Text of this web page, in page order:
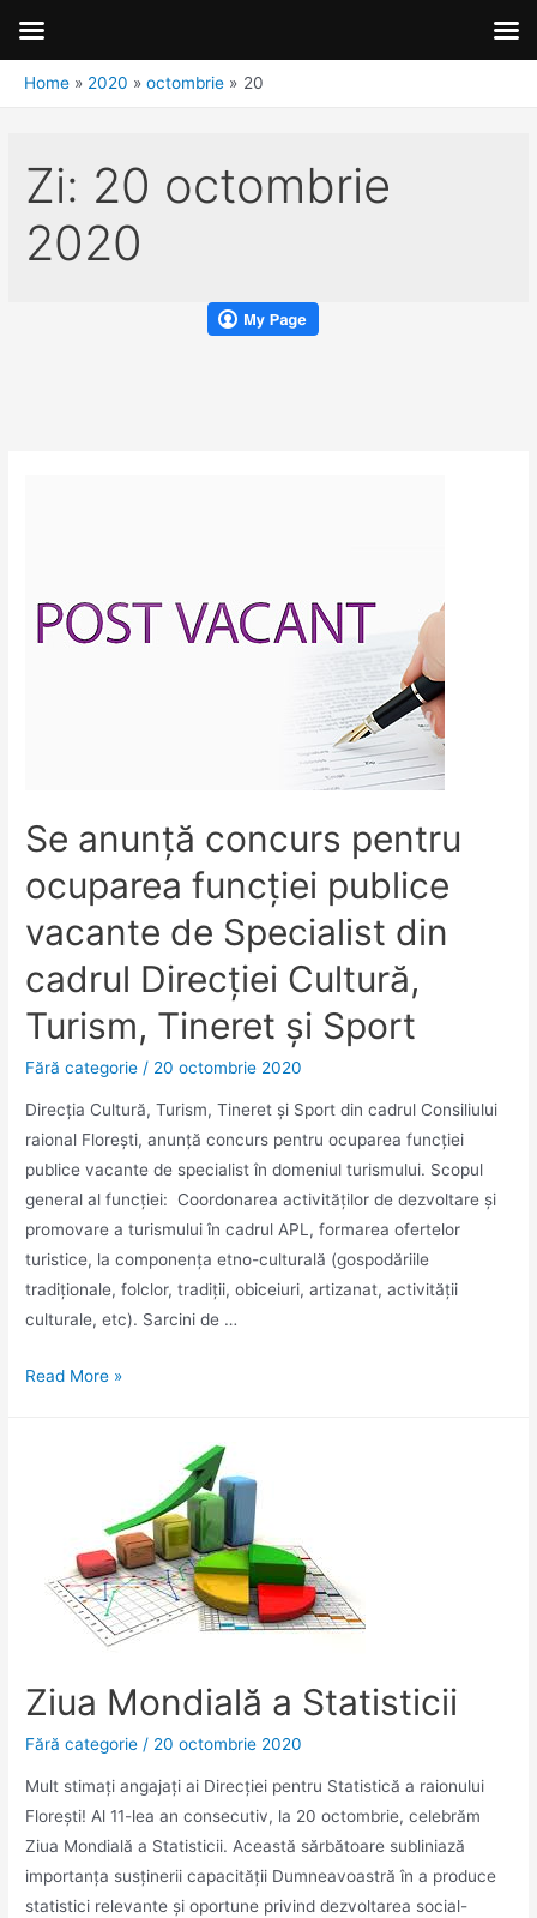
Home 2020 octombrie 20
Zi: 20 octombrie
2020
Se anunţă concurs pentru
ocuparea funcţiei publice
vacante de Specialist din
cadrul Direcției Cultură,
Turism, Tineret și Sport
Fără categorie / 20 octombrie 2020
Direcția Cultură, Turism, Tineret și Sport din cadrul Consiliului
raional Floreşti, anunţă concurs pentru ocuparea funcţiei
publice vacante de specialist în domeniul turismului. Scopul
general al funcției: Coordonarea activităţilor de dezvoltare şi
promovare a turismului în cadrul APL, formarea ofertelor
turistice, la componenţa etno-culturală (gospodăriile
tradiţionale, folclor, tradiţii, obiceiuri, artizanat, activităţii
culturale, etc). Sarcini de …
Se
publice
vacante
Specialist
cadrul
Direcției
Turism,
Tineret
și
Sport
Read More »
Ziua Mondială a Statisticii
Fără categorie / 20 octombrie 2020
Mult stimaţi angajaţi ai Direcţiei pentru Statistică a raionului
Floreşti! Al 11-lea an consecutiv, la 20 octombrie, celebrăm
Ziua Mondială a Statisticii. Această sărbătoare subliniază
importanţa susţinerii capacităţii Dumneavoastră în a produce
statistici relevante şi oportune privind dezvoltarea social-